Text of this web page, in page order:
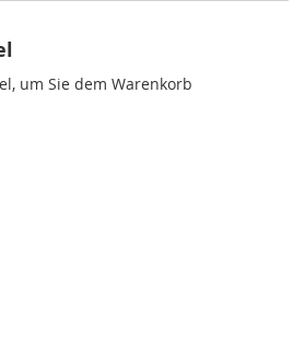
um Sie dem Warenkorb